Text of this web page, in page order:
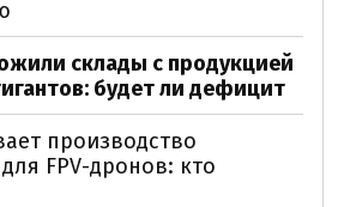
склады с продукцией
будет ли дефицит
производство
FPV-дронов: кто